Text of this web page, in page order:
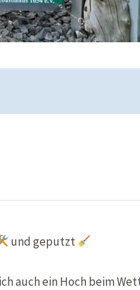
und geputzt
auch ein Hoch beim